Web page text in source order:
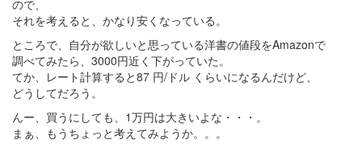
ので、
それを考えると、かなり安くなっている。
ところで、自分が欲しいと思っている洋書の値段をAmazonで
調べてみたら、3000円近く下がっていた。
てか、レート計算すると87 円/ドル くらいになるんだけど、
どうしてだろう。
んー、買うにしても、1万円は大きいよな・・・。
まぁ、もうちょっと考えてみようか。。。